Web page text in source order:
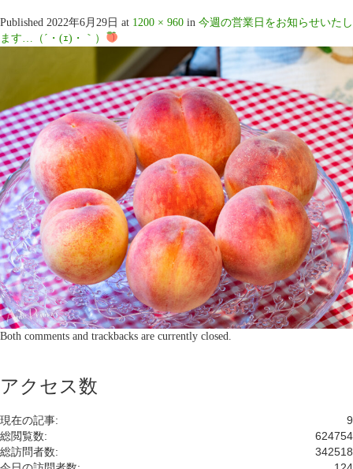
Published 2022年6月29日 at 1200 × 960 in 今週の営業日をお知らせいたし
ます…（´・(ｪ)・｀）
Both comments and trackbacks are currently closed.
アクセス数
9
現在の記事:
624754
総閲覧数:
342518
総訪問者数: